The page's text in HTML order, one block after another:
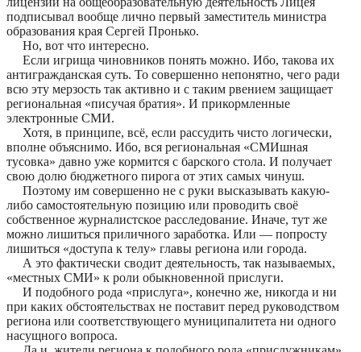
подписывал вообще лично первый заместитель министра
образования края Сергей Пронько.
Но, вот что интересно.
Если игрища чиновников понять можно. Ибо, такова их
антигражданская суть. То совершенно непонятно, чего ради
всю эту мерзость так активно и с таким рвением защищает
региональная «писучая братия». И прикормленные
электронные СМИ.
Хотя, в принципе, всё, если рассудить чисто логически,
вполне объяснимо. Ибо, вся региональная «СМИшная
тусовка» давно уже кормится с барского стола. И получает
свою долю бюджетного пирога от этих самых чинуш.
Поэтому им совершенно не с руки высказывать какую-
либо самостоятельную позицию или проводить своё
собственное журналистское расследование. Иначе, тут же
можно лишиться приличного заработка. Или — попросту
лишиться «доступа к телу» главы региона или города.
А это фактически сводит деятельность, так называемых,
«местных СМИ» к роли обыкновенной прислуги.
И подобного рода «прислуга», конечно же, никогда и ни
при каких обстоятельствах не поставит перед руководством
региона или соответствующего муниципалитета ни одного
насущного вопроса.